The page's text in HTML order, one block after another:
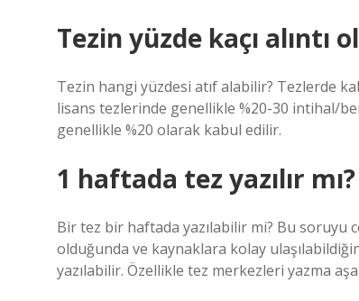
Tezin yüzde kaçı alıntı
Tezin hangi yüzdesi atıf alabilir? Tezlerde
lisans tezlerinde genellikle %20-30 intihal/
genellikle %20 olarak kabul edilir.
1 haftada tez yazılır mı?
Bir tez bir haftada yazılabilir mi? Bu soruyu
olduğunda ve kaynaklara kolay
yazılabilir. Özellikle tez merkezleri yazma